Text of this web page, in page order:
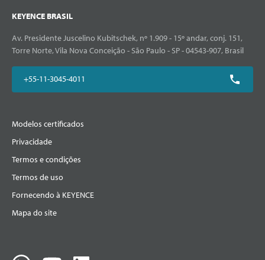
KEYENCE BRASIL
Av. Presidente Juscelino Kubitschek, nº 1.909 - 15º andar, conj. 151,
Torre Norte, Vila Nova Conceição - São Paulo - SP - 04543-907, Brasil
+55-11-3045-4011
Modelos certificados
Privacidade
Termos e condições
Termos de uso
Fornecendo à KEYENCE
Mapa do site